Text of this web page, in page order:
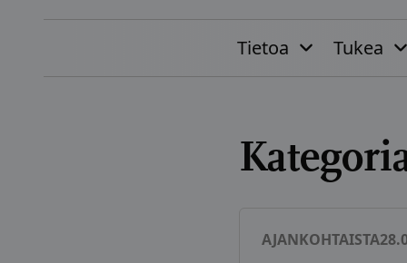
Tietoa Tukea
AJANKOHTAISTA